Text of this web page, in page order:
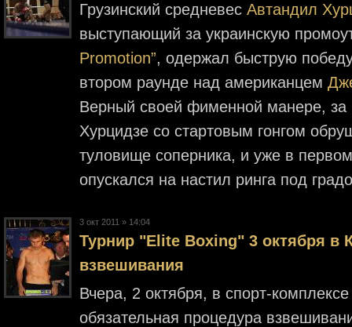
Грузинский средневес Автандил
выступающий за украинскую
Promotion”, одержал быструю
втором раунде над американцем
Верный своей фименной манере, за
Хурцидзе со стартовым гонгом
туловище соперника, и уже в
опускался на настил ринга под
3 окт 2011 » 14:04
Турнир "Elite Boxing" 3 октября в
взвешивания
Вчера, 2 октября, в спорт-
обязательная процедура